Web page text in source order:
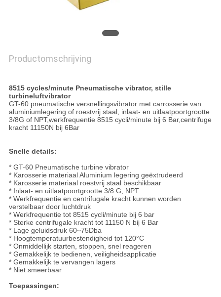
Productomschrijving
8515 cycles/minute Pneumatische vibrator, stille
turbineluftvibrator
GT-60 pneumatische versnellingsvibrator met carrosserie van
aluminiumlegering of roestvrij staal, inlaat- en uitlaatpoortgrootte
3/8G of NPT,werkfrequentie 8515 cycli/minute bij 6 Bar,centrifuge
kracht 11150N bij 6Bar
Snelle details:
* GT-60 Pneumatische turbine vibrator
* Karosserie materiaal Aluminium legering geëxtrudeerd
* Karosserie materiaal roestvrij staal beschikbaar
* Inlaat- en uitlaatpoortgrootte 3/8 G, NPT
* Werkfrequentie en centrifugale kracht kunnen worden
verstelbaar door luchtdruk
* Werkfrequentie tot 8515 cycli/minute bij 6 bar
* Sterke centrifugale kracht tot 11150 N bij 6 Bar
* Lage geluidsdruk 60~75Dba
* Hoogtemperatuurbestendigheid tot 120°C
* Onmiddellijk starten, stoppen, snel reageren
* Gemakkelijk te bedienen, veiligheidsapplicatie
* Gemakkelijk te vervangen lagers
* Niet smeerbaar
Toepassingen: